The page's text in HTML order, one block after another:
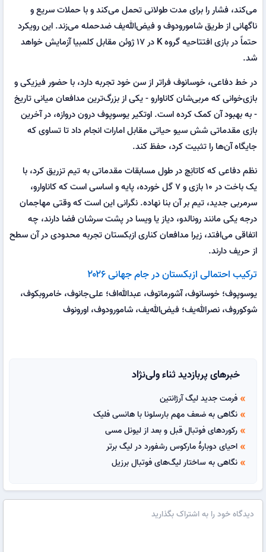
می‌کند، فشار را برای مدت طولانی تحمل می‌کند و با حملات سریع و
ناگهانی از طریق شامورودوف و فیض‌الله‌یف ضدحمله می‌زند. این رویکرد
حتماً در بازی افتتاحیه گروه K در ۱۷ ژوئن مقابل کلمبیا آزمایش خواهد
شد.
در خط دفاعی، خوسانوف فراتر از سن خود تجربه دارد، با حضور فیزیکی و
بازی‌خوانی که مربی‌شان کاناوارو - یکی از بزرگ‌ترین مدافعان میانی تاریخ
- به بهبود آن کمک کرده است. اوتکیر یوسوپوف درون دروازه، در آخرین
بازی مقدماتی شش سیو حیاتی مقابل امارات انجام داد تا تساوی که
جایگاه آن‌ها را تثبیت کرد، حفظ کند.
نظم دفاعی که کاتانِچ در طول مسابقات مقدماتی به تیم تزریق کرد، با
یک باخت در ۱۰ بازی و ۷ گل خورده، پایه و اساسی است که کاناوارو،
سرمربی جدید، تیم بر آن بنا نهاده. نگرانی این است که وقتی مهاجمان
درجه یکی مانند رونالدو، دیاز یا ویسا در پشت سرشان فضا دارند، چه
اتفاقی می‌افتد، زیرا مدافعان کناری ازبکستان تجربه محدودی در آن سطح
از حریف دارند.
ترکیب احتمالی ازبکستان در جام جهانی ۲۰۲۶
یوسوپوف؛ خوسانوف، آشورماتوف، عبدالله‌اف؛ علی‌جانوف، خامروبکوف،
شوکوروف، نصرالله‌یف؛ فیض‌الله‌یف، شامورودوف، اورونوف
خبرهای پربازدید ثناء ولی‌نژاد
double_arrow فرمت جدید لیگ آرژانتین
double_arrow نگاهی به ضعف مهم بارسلونا با هانسی فلیک
double_arrow رکوردهای فوتبال قبل و بعد از لیونل مسی
double_arrow احیای دوبارهٔ مارکوس رشفورد در لیگ برتر
double_arrow نگاهی به ساختار لیگ‌های فوتبال برزیل